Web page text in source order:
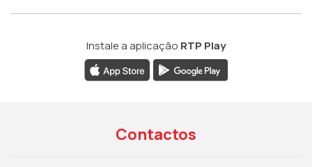
Instale a aplicação RTP Play
Contactos